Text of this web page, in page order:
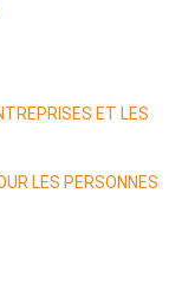
ET LES
LES PERSONNES